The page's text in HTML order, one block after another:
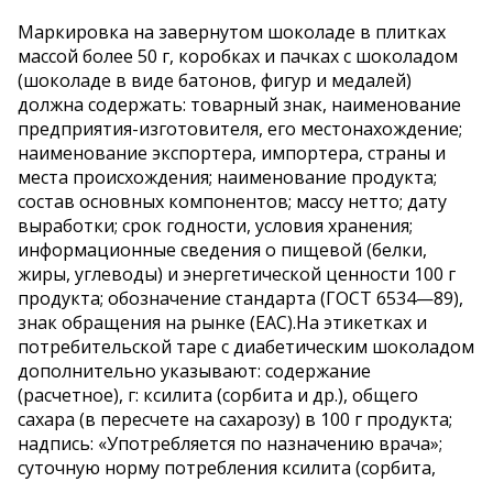
Маркировка на завернутом шоколаде в плитках
массой более 50 г, коробках и пачках с шоколадом
(шоколаде в виде батонов, фигур и медалей)
должна содержать: товарный знак, наименование
предприятия-изготовителя, его местонахождение;
наименование экспортера, импортера, страны и
места происхождения; наименование продукта;
состав основных компонентов; массу нетто; дату
выработки; срок годности, условия хранения;
информационные сведения о пищевой (белки,
жиры, углеводы) и энергетической ценности 100 г
продукта; обозначение стандарта (ГОСТ 6534—89),
знак обращения на рынке (ЕАС).На этикетках и
потребительской таре с диабетическим шоколадом
дополнительно указывают: содержание
(расчетное), г: ксилита (сорбита и др.), общего
сахара (в пересчете на сахарозу) в 100 г продукта;
надпись: «Употребляется по назначению врача»;
суточную норму потребления ксилита (сорбита,